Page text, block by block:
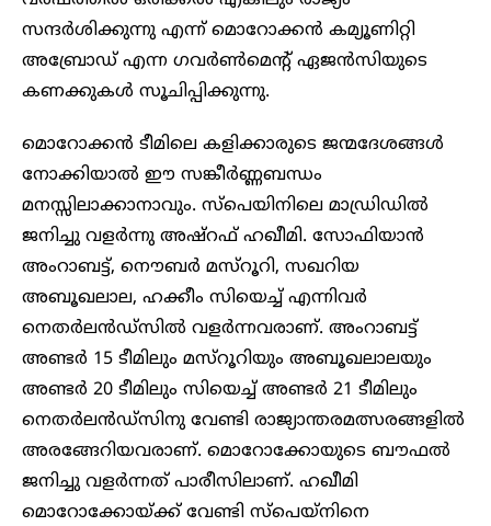
സന്ദർശിക്കുന്നു എന്ന് മൊറോക്കൻ കമ്യൂണിറ്റി
അബ്രോഡ് എന്ന ഗവർൺമെന്റ് ഏജൻസിയുടെ
കണക്കുകൾ സൂചിപ്പിക്കുന്നു.
മൊറോക്കൻ ടീമിലെ കളിക്കാരുടെ ജന്മദേശങ്ങൾ
നോക്കിയാൽ ഈ സങ്കീർണ്ണബന്ധം
മനസ്സിലാക്കാനാവും. സ്പെയിനിലെ മാഡ്രിഡിൽ
ജനിച്ചു വളർന്നു അഷ്റഫ് ഹഖീമി. സോഫിയാൻ
അംറാബട്ട്, നൌബർ മസ്റൂറി, സഖറിയ
അബൂഖലാല, ഹക്കീം സിയെച്ച് എന്നിവർ
നെതർലൻഡ്സിൽ വളർന്നവരാണ്. അംറാബട്ട്
അണ്ടർ 15 ടീമിലും മസ്റൂറിയും അബൂഖലാലയും
അണ്ടർ 20 ടീമിലും സിയെച്ച് അണ്ടർ 21 ടീമിലും
നെതർലൻഡ്സിനു വേണ്ടി രാജ്യാന്തരമത്സരങ്ങളിൽ
അരങ്ങേറിയവരാണ്. മൊറോക്കോയുടെ ബൗഫൽ
ജനിച്ചു വളർന്നത് പാരീസിലാണ്. ഹഖീമി
മൊറോക്കോയ്ക്ക് വേണ്ടി സ്പെയ്നിനെ